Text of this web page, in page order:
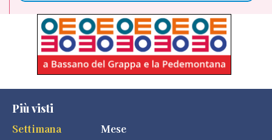
Più visti
Settimana
Mese